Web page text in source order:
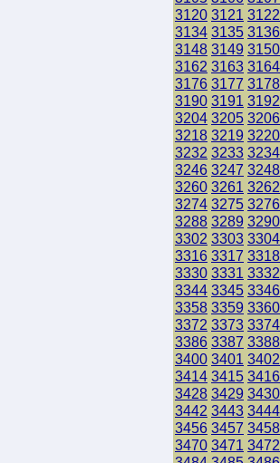
3120 3121 3122
3134 3135 3136
3148 3149 3150
3162 3163 3164
3176 3177 3178
3190 3191 3192
3204 3205 3206
3218 3219 3220
3232 3233 3234
3246 3247 3248
3260 3261 3262
3274 3275 3276
3288 3289 3290
3302 3303 3304
3316 3317 3318
3330 3331 3332
3344 3345 3346
3358 3359 3360
3372 3373 3374
3386 3387 3388
3400 3401 3402
3414 3415 3416
3428 3429 3430
3442 3443 3444
3456 3457 3458
3470 3471 3472